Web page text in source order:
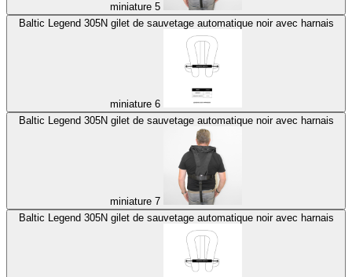
miniature 5
Baltic Legend 305N gilet de sauvetage automatique noir avec harnais
miniature 6
Baltic Legend 305N gilet de sauvetage automatique noir avec harnais
miniature 7
Baltic Legend 305N gilet de sauvetage automatique noir avec harnais